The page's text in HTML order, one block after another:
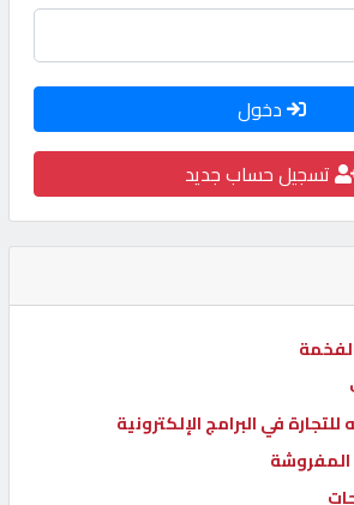
دخول
تسجيل حساب جديد
في البرامج الإلكترونية